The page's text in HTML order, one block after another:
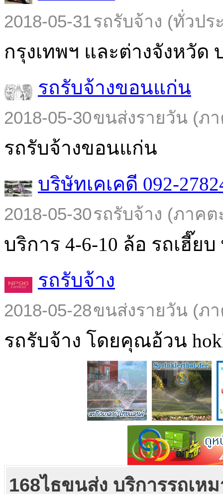
2018-05-31รถรับจ้าง (ทั่วปร
กรุงเทพฯ และต่างจังหวัด
รถรับจ้างขอนแก่น
2018-05-30ขนส่งรายวัน (ภ
รถรับจ้างขอนแก่น
บริษัทเคเคดี 092-
2018-05-30รถรับจ้าง (ภาคต
บริการ 4-6-10 ล้อ รถเฮี๊ยบ
รถรับจ้าง
2018-05-28ขนส่งรายวัน (ภ
รถรับจ้าง โดยคุณอ้วน
168ไธขนส่ง บริการรถเห